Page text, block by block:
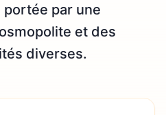
par une
et des
diverses.